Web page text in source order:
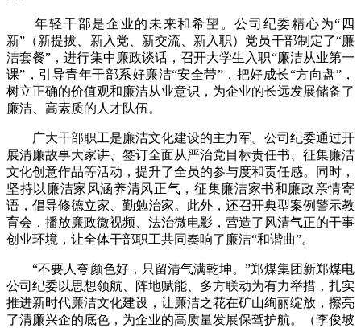
年轻干部是企业的未来和希望。公司纪委精心为“四
新”（新提拔、新入党、新交流、新入职）党员干部制定了“廉
洁套餐”，进行集中廉政谈话，召开大学生入职“廉洁从业第一
课”，引导青年干部系好廉洁“安全带”，把好成长“方向盘”，
树立正确的价值观和廉洁从业意识，为企业的长远发展储备了
廉洁、高素质的人才队伍。
广大干部职工是廉洁文化建设的主力军。公司纪委通过开
展清廉故事大家讲、签订全面从严治党目标责任书、征集廉洁
文化创意作品等活动，提升了全员的参与度和责任感。同时，
坚持以廉洁家风涵养清风正气，征集廉洁家书和廉政亲情寄
语，倡导修德立家、勤勉治家。此外，还召开典型案例警示教
育会，播放廉政微视频、法治微电影，营造了风清气正的干事
创业环境，让全体干部职工共同奏响了廉洁“和谐曲”。
“不要人夸颜色好，只留清气满乾坤。”郑煤集团新郑煤电
公司纪委以思想领航、阵地赋能、多方联动为有力举措，扎实
推进新时代廉洁文化建设，让廉洁之花在矿山绚丽绽放，擦亮
了清廉兴企的底色，为企业的高质量发展保驾护航。（李俊坡